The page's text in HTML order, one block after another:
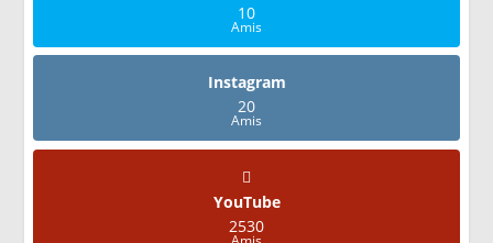
10
Amis
Instagram
20
Amis
YouTube
2530